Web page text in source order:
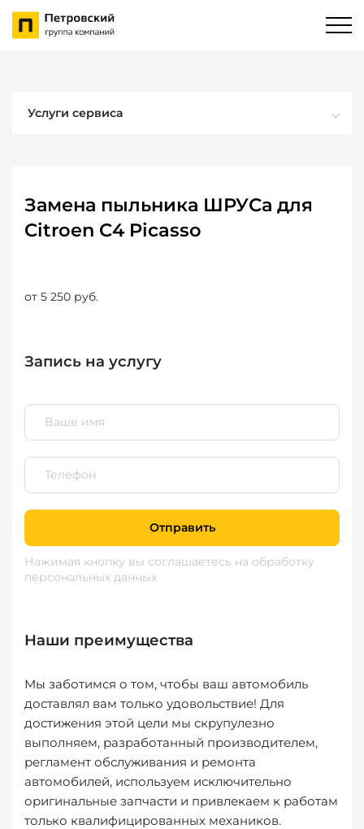
Услуги сервиса
Замена пыльника ШРУСа для
Citroen C4 Picasso
от 5 250 руб.
Запись на услугу
Отправить
Нажимая кнопку вы соглашаетесь на обработку
персональных данных
Наши преимущества
Мы заботимся о том, чтобы ваш автомобиль
доставлял вам только удовольствие! Для
достижения этой цели мы скрупулезно
выполняем, разработанный производителем,
регламент обслуживания и ремонта
автомобилей, используем исключительно
оригинальные запчасти и привлекаем к работам
только квалифицированных механиков.